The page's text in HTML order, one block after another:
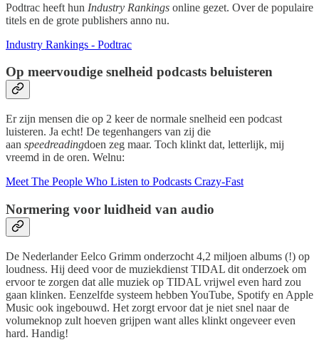
Podtrac heeft hun Industry Rankings online gezet. Over de populaire
titels en de grote publishers anno nu.
Industry Rankings - Podtrac
Op meervoudige snelheid podcasts beluisteren
Er zijn mensen die op 2 keer de normale snelheid een podcast
luisteren. Ja echt! De tegenhangers van zij die
aan speedreadingdoen zeg maar. Toch klinkt dat, letterlijk, mij
vreemd in de oren. Welnu:
Meet The People Who Listen to Podcasts Crazy-Fast
Normering voor luidheid van audio
De Nederlander Eelco Grimm onderzocht 4,2 miljoen albums (!) op
loudness. Hij deed voor de muziekdienst TIDAL dit onderzoek om
ervoor te zorgen dat alle muziek op TIDAL vrijwel even hard zou
gaan klinken. Eenzelfde systeem hebben YouTube, Spotify en Apple
Music ook ingebouwd. Het zorgt ervoor dat je niet snel naar de
volumeknop zult hoeven grijpen want alles klinkt ongeveer even
hard. Handig!